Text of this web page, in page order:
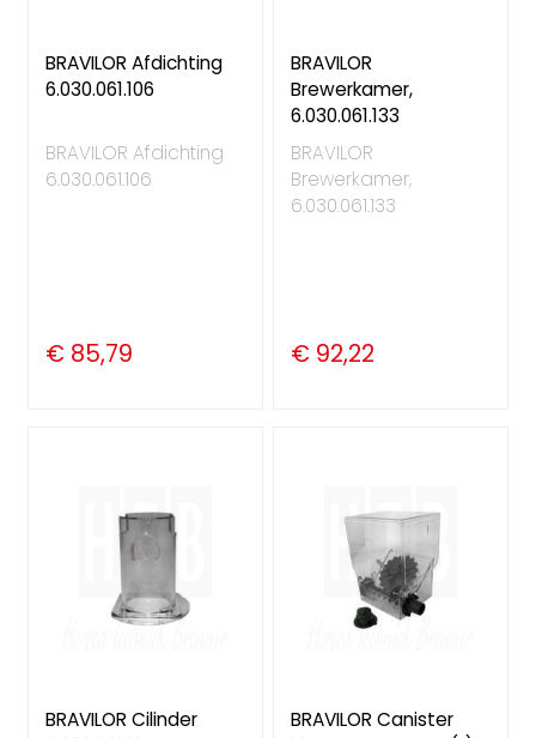
BRAVILOR Afdichting
6.030.061.106
BRAVILOR Afdichting
6.030.061.106
€ 85,79
BRAVILOR
Brewerkamer,
6.030.061.133
BRAVILOR
Brewerkamer,
6.030.061.133
€ 92,22
BRAVILOR Cilinder
BRAVILOR Canister